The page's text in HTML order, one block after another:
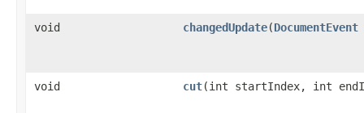
void changedUpdate(DocumentEvent
void cut(int startIndex, int